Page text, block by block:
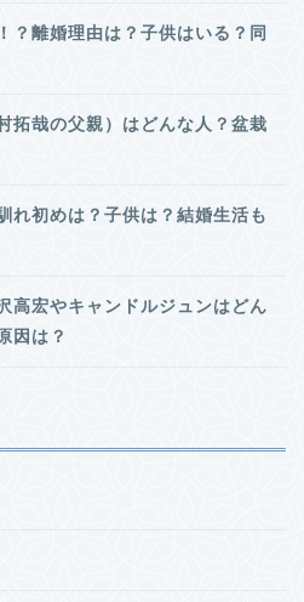
？離婚理由は？子供はいる？同
拓哉の父親）はどんな人？盆栽
れ初めは？子供は？結婚生活も
高宏やキャンドルジュンはどん
因は？